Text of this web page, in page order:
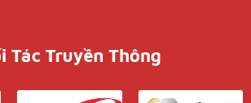
Tác Truyền Thông